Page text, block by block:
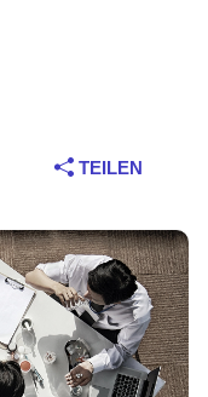
TEILEN